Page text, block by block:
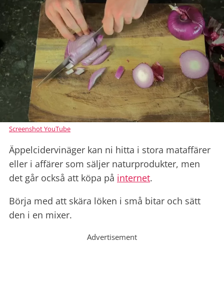
Screenshot YouTube
Äppelcidervinäger kan ni hitta i stora mataffärer
eller i affärer som säljer naturprodukter, men
det går också att köpa på internet.
Börja med att skära löken i små bitar och sätt
den i en mixer.
Advertisement